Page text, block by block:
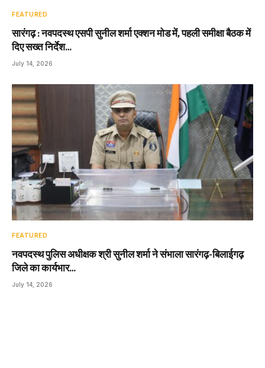
FEATURED
सारंगढ़ : नवपदस्थ एसपी सुनील शर्मा एक्शन मोड में, पहली समीक्षा बैठक में
दिए सख्त निर्देश…
July 14, 2026
FEATURED
नवपदस्थ पुलिस अधीक्षक श्री सुनील शर्मा ने संभाला सारंगढ़-बिलाईगढ़
जिले का कार्यभार…
July 14, 2026